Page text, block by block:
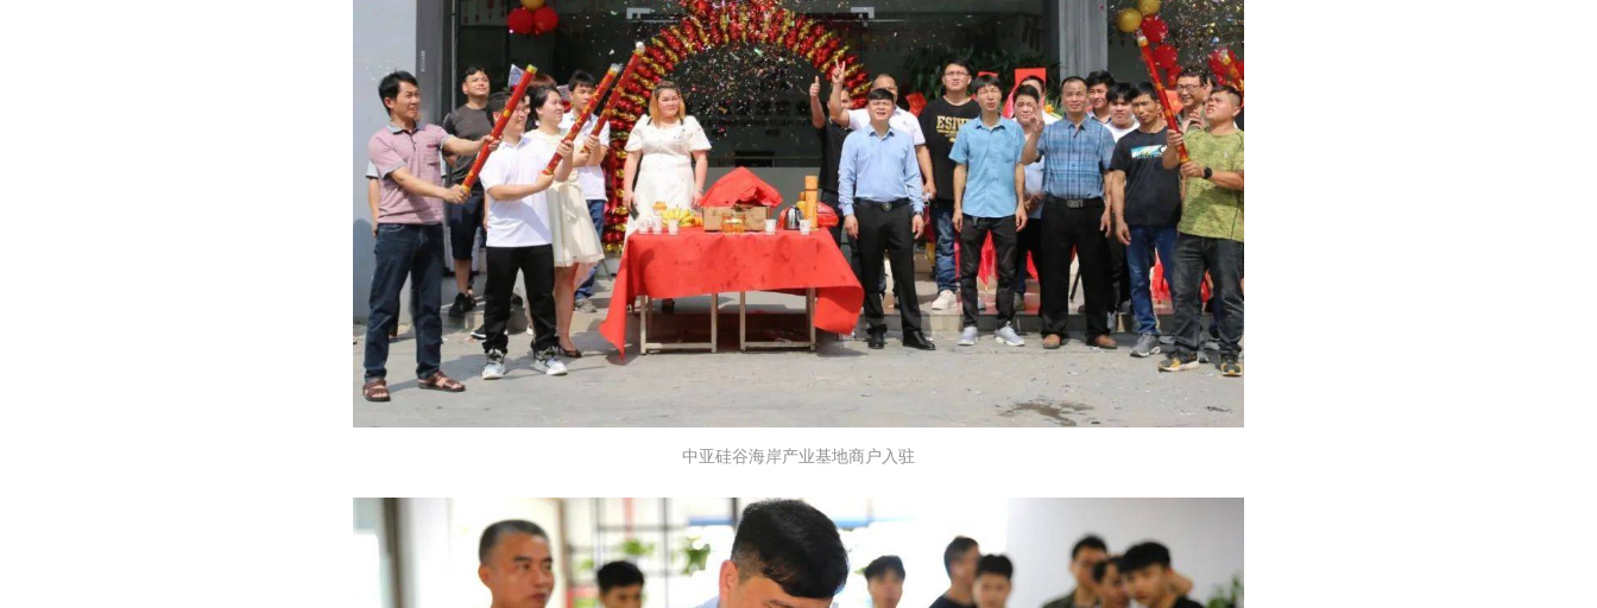
中亚硅谷海岸产业基地商户入驻